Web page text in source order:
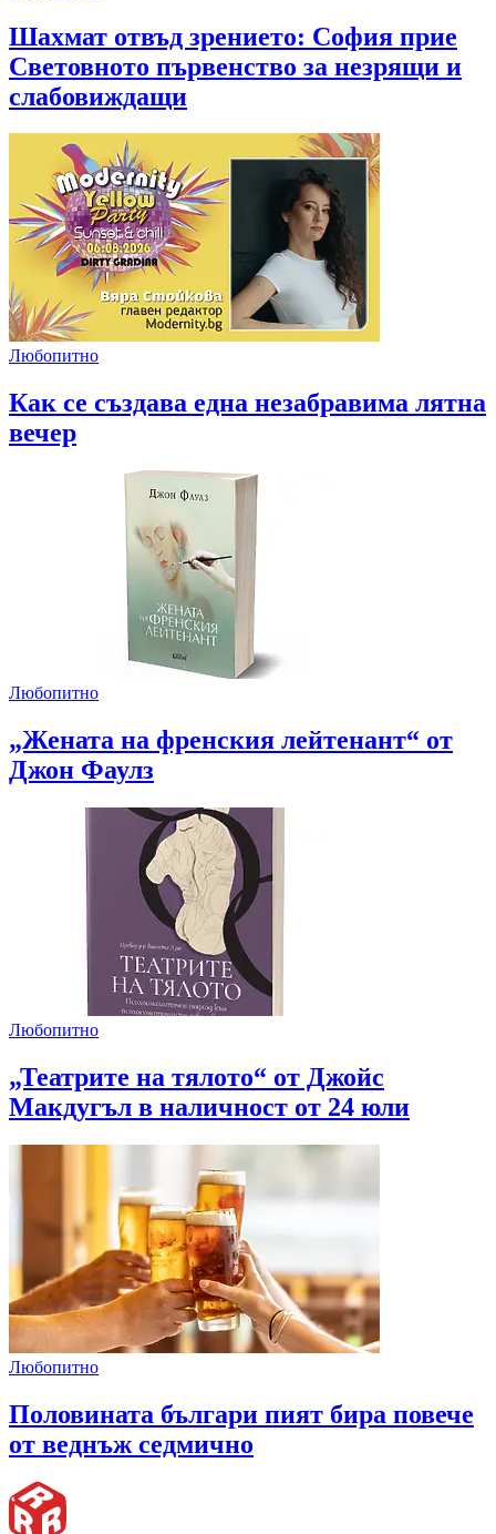
Шахмат отвъд зрението: София прие
Световното първенство за незрящи и
слабовиждащи
Любопитно
Как се създава една незабравима лятна
вечер
Любопитно
„Жената на френския лейтенант“ от
Джон Фаулз
Любопитно
„Театрите на тялото“ от Джойс
Макдугъл в наличност от 24 юли
Любопитно
Половината българи пият бира повече
от веднъж седмично